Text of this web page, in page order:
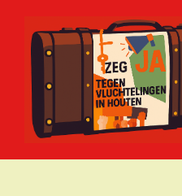
inhoud